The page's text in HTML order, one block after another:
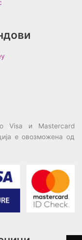
Visa и Mastercard
е овозможена од